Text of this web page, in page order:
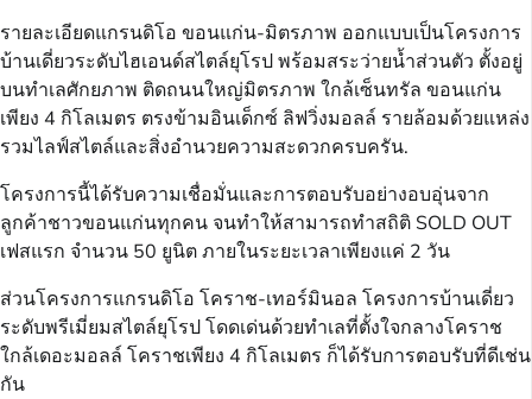
รายละเอียดแกรนดิโอ ขอนแก่น-มิตรภาพ ออกแบบเป็นโครงการ
บ้านเดี่ยวระดับไฮเอนด์สไตล์ยุโรป พร้อมสระว่ายน้ำส่วนตัว ตั้งอยู่
บนทำเลศักยภาพ ติดถนนใหญ่มิตรภาพ ใกล้เซ็นทรัล ขอนแก่น
เพียง 4 กิโลเมตร ตรงข้ามอินเด็กซ์ ลิฟวิ่งมอลล์ รายล้อมด้วยแหล่ง
รวมไลฟ์สไตล์และสิ่งอำนวยความสะดวกครบครัน.
โครงการนี้ได้รับความเชื่อมั่นและการตอบรับอย่างอบอุ่นจาก
ลูกค้าชาวขอนแก่นทุกคน จนทำให้สามารถทำสถิติ SOLD OUT
เฟสแรก จำนวน 50 ยูนิต ภายในระยะเวลาเพียงแค่ 2 วัน
ส่วนโครงการแกรนดิโอ โคราช-เทอร์มินอล โครงการบ้านเดี่ยว
ระดับพรีเมี่ยมสไตล์ยุโรป โดดเด่นด้วยทำเลที่ตั้งใจกลางโคราช
ใกล้เดอะมอลล์ โคราชเพียง 4 กิโลเมตร ก็ได้รับการตอบรับที่ดีเช่น
กัน